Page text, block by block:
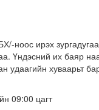
ноос ирэх
Үндэсний их баяр
удаагийн хуваарьт
09:00 цагт